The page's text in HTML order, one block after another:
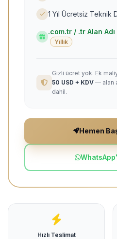
1 Yıl Ücretsiz Teknik
.com.tr / .tr Alan
Yıllık
Gizli ücret yok. Ek
50 USD + KDV — alan
dahil.
Hemen
Hızlı Teslimat